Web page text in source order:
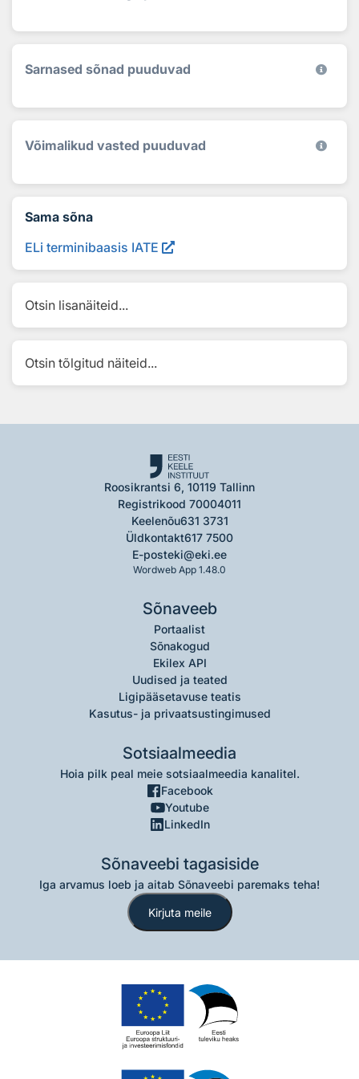
Sarnased sõnad puuduvad
Võimalikud vasted puuduvad
Sama sõna
ELi terminibaasis IATE
Otsin lisanäiteid...
Otsin tõlgitud näiteid...
Roosikrantsi 6, 10119 Tallinn
Registrikood 70004011
Keelenõu631 3731
Üldkontakt617 7500
E-posteki@eki.ee
Wordweb App 1.48.0
Sõnaveeb
Portaalist
Sõnakogud
Ekilex API
Uudised ja teated
Ligipääsetavuse teatis
Kasutus- ja privaatsustingimused
Sotsiaalmeedia
Hoia pilk peal meie sotsiaalmeedia kanalitel.
Facebook
Youtube
LinkedIn
Sõnaveebi tagasiside
Iga arvamus loeb ja aitab Sõnaveebi paremaks teha!
Kirjuta meile